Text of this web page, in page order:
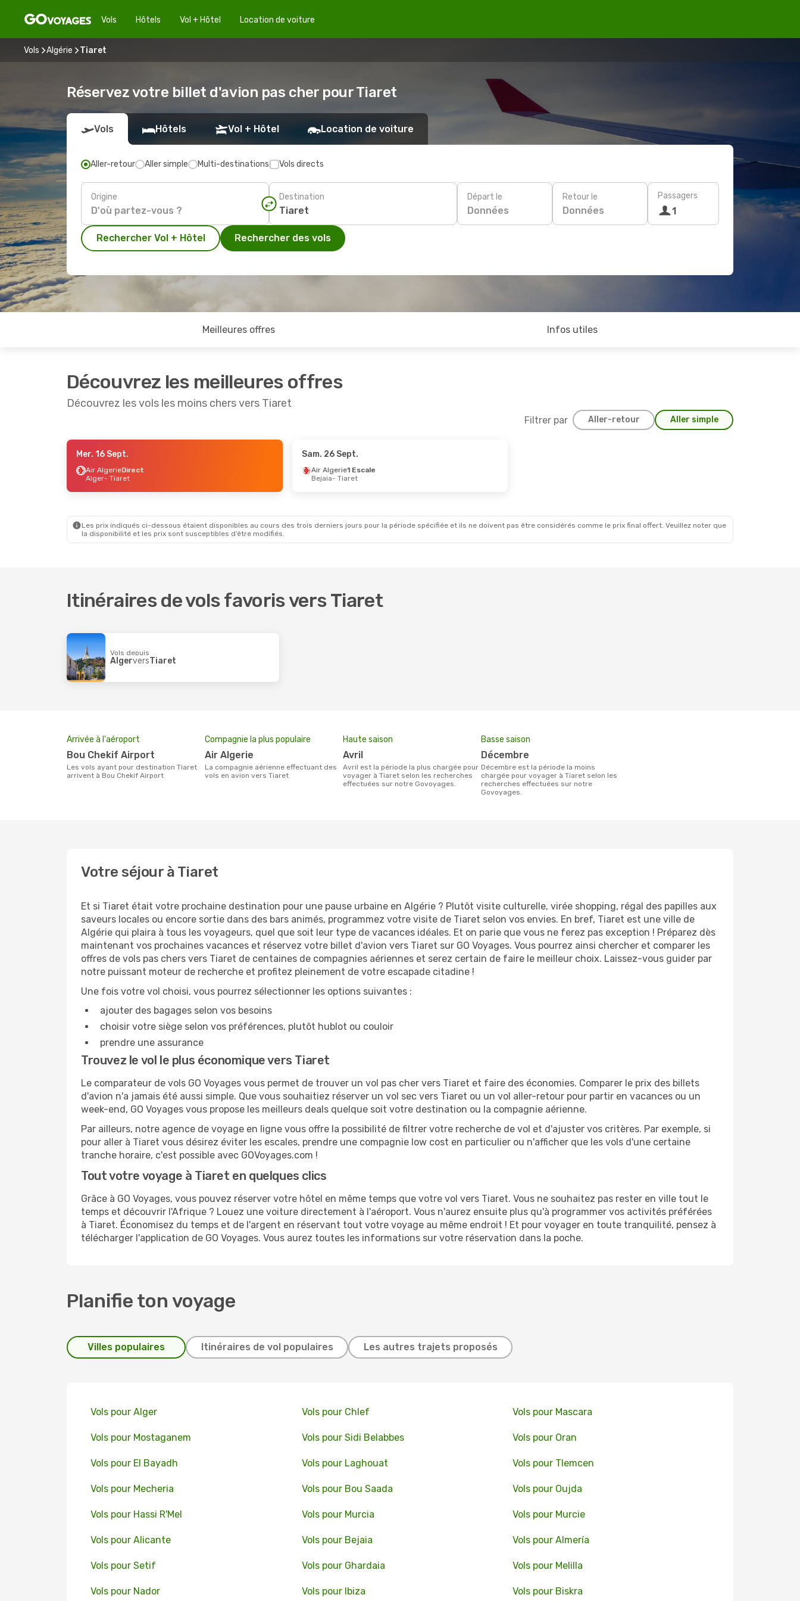
Vols Hôtels Vol + Hôtel Location de voiture
Vols Algérie Tiaret
Réservez votre billet d'avion pas cher pour Tiaret
Vols Hôtels Vol + Hôtel Location de voiture
Aller-retour Aller simple Multi-destinations Vols directs
Origine Destination Départ le
Données
Retour le
Données
Passagers
1
Rechercher Vol + Hôtel Rechercher des vols
Meilleures offres Infos utiles
Découvrez les meilleures offres
Découvrez les vols les moins chers vers Tiaret
Filtrer par Aller-retour Aller simple
- Mer. 7 Oct.
Mer. 16 Sept.
Air AlgerieDirect
Alger- Tiaret
Sam. 26 Sept.
Air Algerie1 Escale
Bejaia- Tiaret
Les prix indiqués ci-dessous étaient disponibles au cours des trois derniers jours pour la période spécifiée et ils ne doivent pas être considérés comme le prix final offert. Veuillez noter que
la disponibilité et les prix sont susceptibles d’être modifiés.
Itinéraires de vols favoris vers Tiaret
Vols depuis
AlgerversTiaret
Arrivée à l'aéroport
Bou Chekif Airport
Les vols ayant pour destination Tiaret
arrivent à Bou Chekif Airport
Compagnie la plus populaire
Air Algerie
La compagnie aérienne effectuant des
vols en avion vers Tiaret
Haute saison
avril
avril est la période la plus chargée pour
voyager à Tiaret selon les recherches
effectuées sur notre Govoyages.
Basse saison
décembre
décembre est la période la moins
chargée pour voyager à Tiaret selon les
recherches effectuées sur notre
Govoyages.
Votre séjour à Tiaret
Et si Tiaret était votre prochaine destination pour une pause urbaine en Algérie ? Plutôt visite culturelle, virée shopping, régal des papilles aux
saveurs locales ou encore sortie dans des bars animés, programmez votre visite de Tiaret selon vos envies. En bref, Tiaret est une ville de
Algérie qui plaira à tous les voyageurs, quel que soit leur type de vacances idéales. Et on parie que vous ne ferez pas exception ! Préparez dès
maintenant vos prochaines vacances et réservez votre billet d'avion vers Tiaret sur GO Voyages. Vous pourrez ainsi chercher et comparer les
offres de vols pas chers vers Tiaret de centaines de compagnies aériennes et serez certain de faire le meilleur choix. Laissez-vous guider par
notre puissant moteur de recherche et profitez pleinement de votre escapade citadine !
Une fois votre vol choisi, vous pourrez sélectionner les options suivantes :
ajouter des bagages selon vos besoins
choisir votre siège selon vos préférences, plutôt hublot ou couloir
prendre une assurance
Trouvez le vol le plus économique vers Tiaret
Le comparateur de vols GO Voyages vous permet de trouver un vol pas cher vers Tiaret et faire des économies. Comparer le prix des billets
d'avion n'a jamais été aussi simple. Que vous souhaitiez réserver un vol sec vers Tiaret ou un vol aller-retour pour partir en vacances ou un
week-end, GO Voyages vous propose les meilleurs deals quelque soit votre destination ou la compagnie aérienne.
Par ailleurs, notre agence de voyage en ligne vous offre la possibilité de filtrer votre recherche de vol et d'ajuster vos critères. Par exemple, si
pour aller à Tiaret vous désirez éviter les escales, prendre une compagnie low cost en particulier ou n'afficher que les vols d'une certaine
tranche horaire, c'est possible avec GOVoyages.com !
Tout votre voyage à Tiaret en quelques clics
Grâce à GO Voyages, vous pouvez réserver votre hôtel en même temps que votre vol vers Tiaret. Vous ne souhaitez pas rester en ville tout le
temps et découvrir l'Afrique ? Louez une voiture directement à l'aéroport. Vous n'aurez ensuite plus qu'à programmer vos activités préférées
à Tiaret. Économisez du temps et de l'argent en réservant tout votre voyage au même endroit ! Et pour voyager en toute tranquilité, pensez à
télécharger l'application de GO Voyages. Vous aurez toutes les informations sur votre réservation dans la poche.
Planifie ton voyage
Villes populaires Itinéraires de vol populaires Les autres trajets proposés
Vols pour Alger Vols pour Chlef Vols pour Mascara
Vols pour Mostaganem Vols pour Sidi Belabbes Vols pour Oran
Vols pour El Bayadh Vols pour Laghouat Vols pour Tlemcen
Vols pour Mecheria Vols pour Bou Saada Vols pour Oujda
Vols pour Hassi R'Mel Vols pour Murcia Vols pour Murcie
Vols pour Alicante Vols pour Bejaia Vols pour Almería
Vols pour Setif Vols pour Ghardaia Vols pour Melilla
Vols pour Nador Vols pour Ibiza Vols pour Biskra